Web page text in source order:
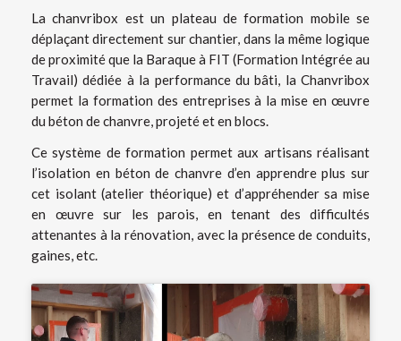
La chanvribox est un plateau de formation mobile se
déplaçant directement sur chantier, dans la même logique
de proximité que la Baraque à FIT (Formation Intégrée au
Travail) dédiée à la performance du bâti, la Chanvribox
permet la formation des entreprises à la mise en œuvre
du béton de chanvre, projeté et en blocs.
Ce système de formation permet aux artisans réalisant
l’isolation en béton de chanvre d’en apprendre plus sur
cet isolant (atelier théorique) et d’appréhender sa mise
en œuvre sur les parois, en tenant des difficultés
attenantes à la rénovation, avec la présence de conduits,
gaines, etc.